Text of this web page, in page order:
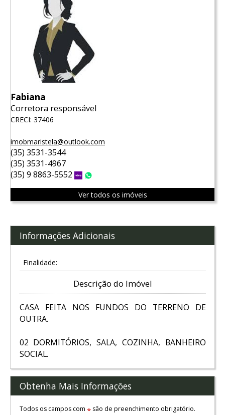
Fabiana
Corretora responsável
CRECI: 37406
imobmaristela@outlook.com
(35) 3531-3544
(35) 3531-4967
(35) 9 8863-5552
Vivo
Ver todos os imóveis
Informações Adicionais
Finalidade:
Descrição do Imóvel
CASA FEITA NOS FUNDOS DO TERRENO DE
OUTRA.
02 DORMITÓRIOS, SALA, COZINHA, BANHEIRO
SOCIAL.
Obtenha Mais Informações
Todos os campos com *são de preenchimento obrigatório.